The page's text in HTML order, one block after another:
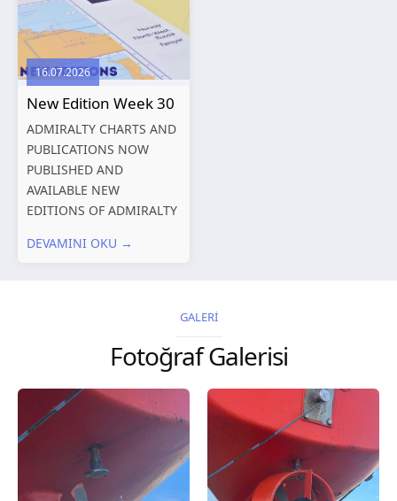
August 2026 Chart Title,
limits and other remarks
1602 China – Chang...
16.07.2026
New Edition Week 30
ADMIRALTY CHARTS AND
PUBLICATIONS NOW
PUBLISHED AND
AVAILABLE NEW
EDITIONS OF ADMIRALTY
PUBLICATIONS New
remarks 67 Gulf of...
DEVAMINI OKU →
GALERİ
Fotoğraf Galerisi
galeri 3